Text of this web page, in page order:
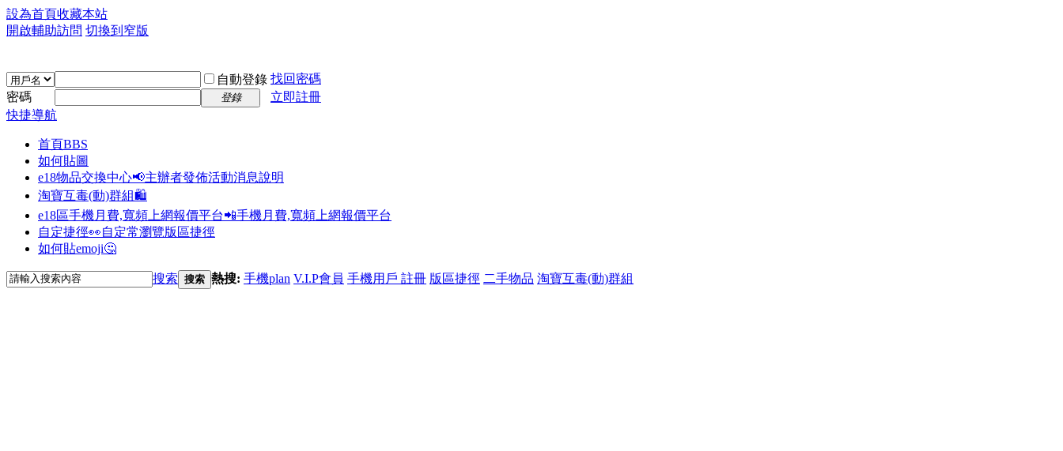
設為首頁收藏本站
開啟輔助訪問 切換到窄版
自動登錄 找回密碼
密碼
登錄
立即註冊
快捷導航
首頁BBS
如何貼圖
e18物品交換中心📢主辦者發佈活動消息說明
淘寶互毒(動)群組🛍️
e18區手機月費,寬頻上網報價平台📲手機月費,寬頻上網報價平台
自定捷徑👀自定常瀏覽版區捷徑
如何貼emoji🤔
搜索 搜索 熱搜: 手機plan V.I.P會員 手機用戶 註冊 版區捷徑 二手物品 淘寶互毒(動)群組